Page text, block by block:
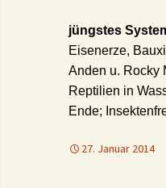
jüngstes
Eisenerze,
Anden u. Rocky
Reptilien in
Ende;
27. Januar 2014